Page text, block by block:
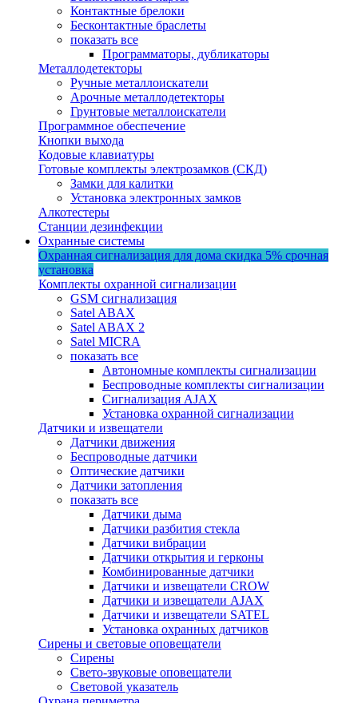
Контактные брелоки
Бесконтактные браслеты
показать все
Программаторы, дубликаторы
Металлодетекторы
Ручные металлоискатели
Арочные металлодетекторы
Грунтовые металлоискатели
Программное обеспечение
Кнопки выхода
Кодовые клавиатуры
Готовые комплекты электрозамков (СКД)
Замки для калитки
Установка электронных замков
Алкотестеры
Станции дезинфекции
Охранные системы
Охранная сигнализация для дома скидка 5% срочная
установка
Комплекты охранной сигнализации
GSM сигнализация
Satel ABAX
Satel ABAX 2
Satel MICRA
показать все
Автономные комплекты сигнализации
Беспроводные комплекты сигнализации
Сигнализация AJAX
Установка охранной сигнализации
Датчики и извещатели
Датчики движения
Беспроводные датчики
Оптические датчики
Датчики затопления
показать все
Датчики дыма
Датчики разбития стекла
Датчики вибрации
Датчики открытия и герконы
Комбинированные датчики
Датчики и извещатели CROW
Датчики и извещатели AJAX
Датчики и извещатели SATEL
Установка охранных датчиков
Сирены и световые оповещатели
Сирены
Свето-звуковые оповещатели
Световой указатель